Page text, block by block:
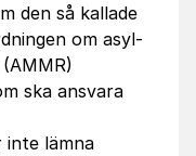
den så kallade
om asyl-
ska ansvara
inte lämna